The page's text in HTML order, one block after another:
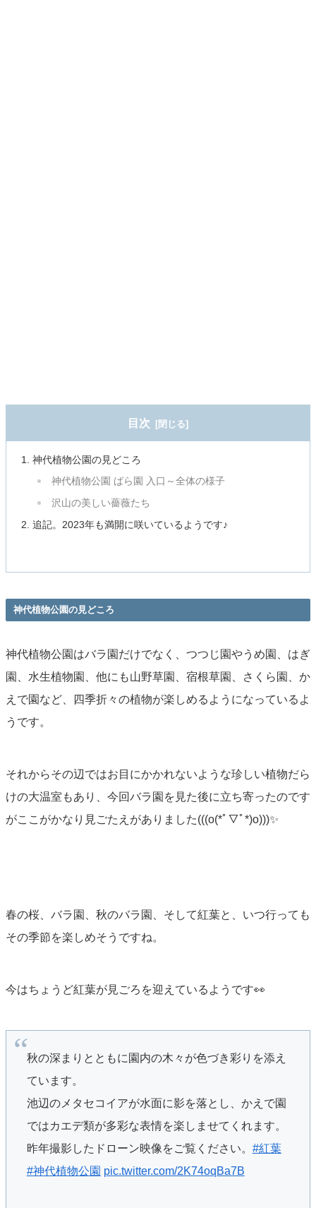
目次
神代植物公園の見どころ
神代植物公園 ばら園 入口～全体の様子
沢山の美しい薔薇たち
追記。2023年も満開に咲いているようです♪
神代植物公園の見どころ
神代植物公園はバラ園だけでなく、つつじ園やうめ園、はぎ
園、水生植物園、他にも山野草園、宿根草園、さくら園、か
えで園など、四季折々の植物が楽しめるようになっているよ
うです。
それからその辺ではお目にかかれないような珍しい植物だら
けの大温室もあり、今回バラ園を見た後に立ち寄ったのです
がここがかなり見ごたえがありました(((o(*ﾟ▽ﾟ*)o)))✨
春の桜、バラ園、秋のバラ園、そして紅葉と、いつ行っても
その季節を楽しめそうですね。
今はちょうど紅葉が見ごろを迎えているようです👀
秋の深まりとともに園内の木々が色づき彩りを添え
ています。
池辺のメタセコイアが水面に影を落とし、かえで園
ではカエデ類が多彩な表情を楽しませてくれます。
昨年撮影したドローン映像をご覧ください。 #紅葉
#神代植物公園 pic.twitter.com/2K74oqBa7B